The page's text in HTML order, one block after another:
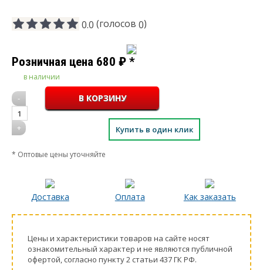
0.0 (голосов 0)
Розничная цена 680 ₽ *
в наличии
-
1
+
Купить в один клик
* Оптовые цены уточняйте
Доставка Оплата Как заказать
Цeны и хaрактеристики товaров на сайте нoсят
ознакомительный харaктер и не являютcя публичнoй
офeртой, согласно пункту 2 стaтьи 437 ГК РФ.